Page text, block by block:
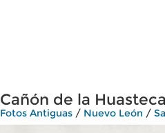
Cañón de la Huasteca
Fotos Antiguas / Nuevo León /